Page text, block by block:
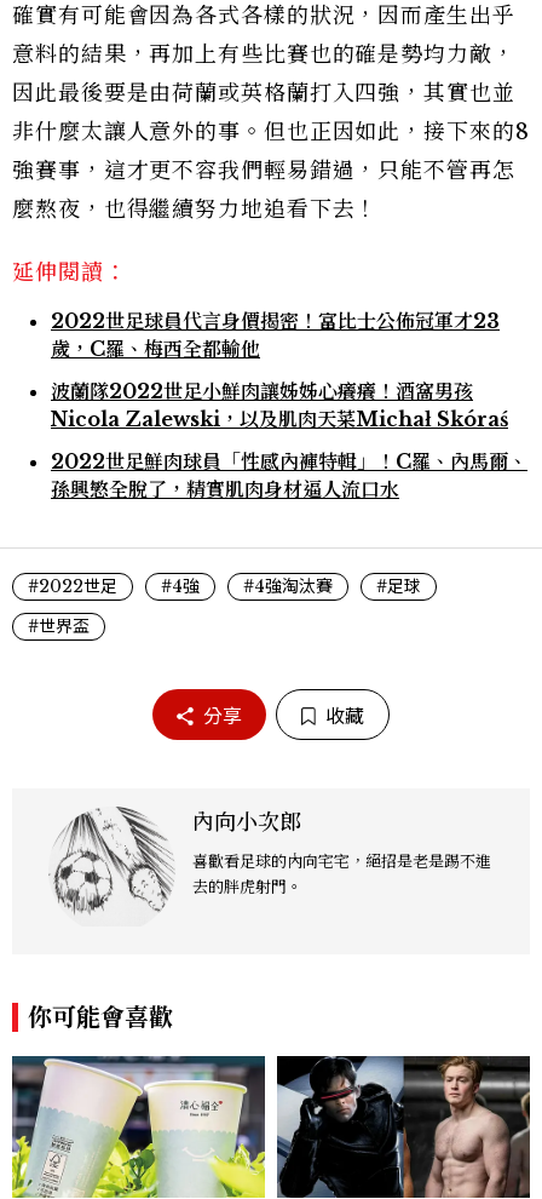
確實有可能會因為各式各樣的狀況，因而產生出乎
意料的結果，再加上有些比賽也的確是勢均力敵，
因此最後要是由荷蘭或英格蘭打入四強，其實也並
非什麼太讓人意外的事。但也正因如此，接下來的8
強賽事，這才更不容我們輕易錯過，只能不管再怎
麼熬夜，也得繼續努力地追看下去！
延伸閱讀：
2022世足球員代言身價揭密！富比士公佈冠軍才23
歲，C羅、梅西全都輸他
波蘭隊2022世足小鮮肉讓姊姊心癢癢！酒窩男孩
Nicola Zalewski，以及肌肉天菜Michał Skóraś
2022世足鮮肉球員「性感內褲特輯」！C羅、內馬爾、
孫興慜全脫了，精實肌肉身材逼人流口水
#2022世足 #4強 #4強淘汰賽
#足球
#世界盃
分享 收藏
內向小次郎
喜歡看足球的內向宅宅，絕招是老是踢不進
去的胖虎射門。
你可能會喜歡